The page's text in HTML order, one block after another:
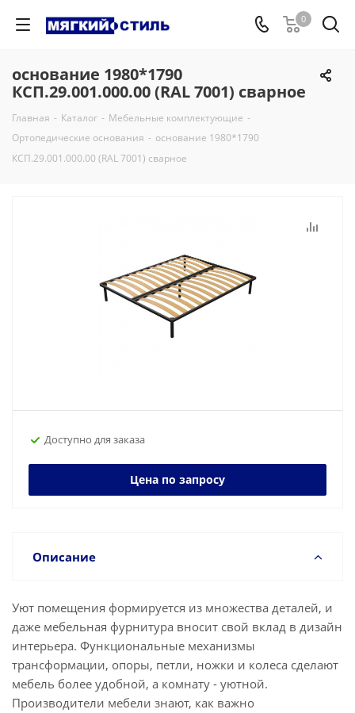
0
основание 1980*1790
КСП.29.001.000.00 (RAL 7001) сварное
Главная - Каталог - Мебельные комплектующие -
Ортопедические основания - основание 1980*1790
КСП.29.001.000.00 (RAL 7001) сварное
Доступно для заказа
Цена по запросу
Описание
Уют помещения формируется из множества деталей, и
даже мебельная фурнитура вносит свой вклад в дизайн
интерьера. Функциональные механизмы
трансформации, опоры, петли, ножки и колеса сделают
мебель более удобной, а комнату - уютной.
Производители мебели знают, как важно